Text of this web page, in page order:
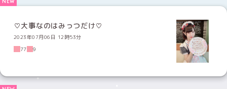
♡大事なのはみっつだけ♡
2023年07月06日 12時53分
77
9